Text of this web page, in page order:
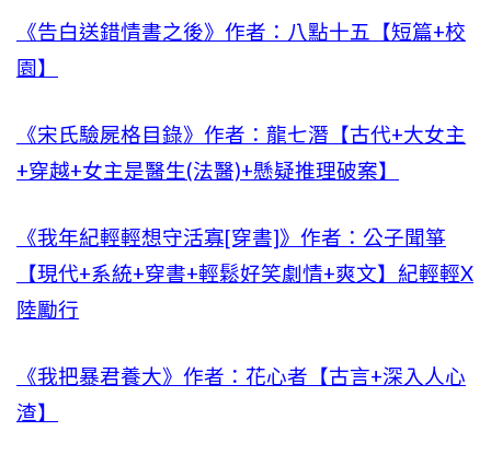
《告白送錯情書之後》作者：八點十五【短篇+校
園】
《宋氏驗屍格目錄》作者：龍七潛【古代+大女主
+穿越+女主是醫生(法醫)+懸疑推理破案】
《我年紀輕輕想守活寡[穿書]》作者：公子聞箏
【現代+系統+穿書+輕鬆好笑劇情+爽文】紀輕輕X
陸勵行
《我把暴君養大》作者：花心者【古言+深入人心
渣】